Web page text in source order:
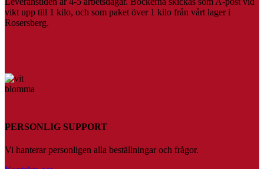
vikt upp till 1 kilo, och som paket över 1 kilo från vårt lager i
Rosersberg.
PERSONLIG SUPPORT
Vi hanterar personligen alla beställningar och frågor.